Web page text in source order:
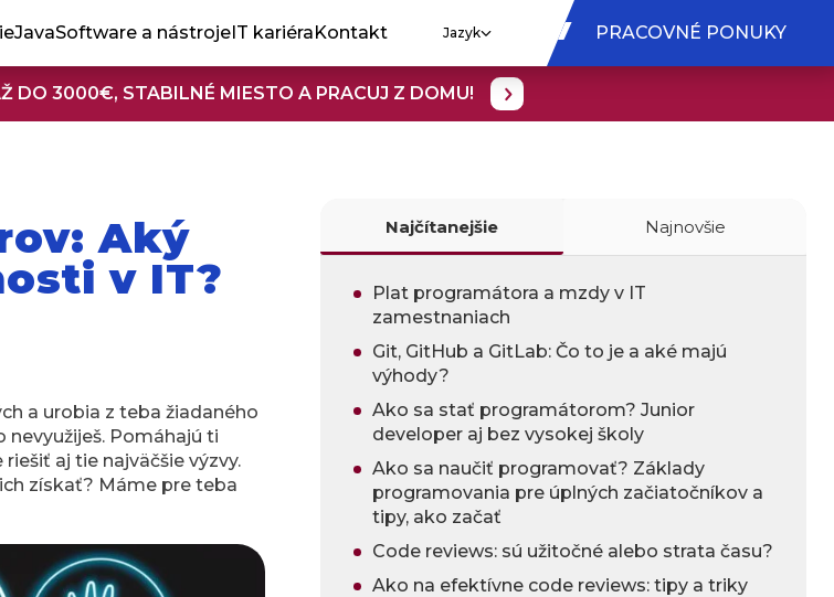
JavaSoftware a nástrojeIT kariéraKontakt Jazyk PRACOVNÉ PONUKY
DO 3000€, STABILNÉ MIESTO A PRACUJ Z DOMU!
Aký
v IT?
a urobia z teba žiadaného
Pomáhajú ti
aj tie najväčšie výzvy.
získať? Máme pre teba
Najčítanejšie Najnovšie
Plat programátora a mzdy v IT
zamestnaniach
Git, GitHub a GitLab: Čo to je a aké majú
výhody?
Ako sa stať programátorom? Junior
developer aj bez vysokej školy
Ako sa naučiť programovať? Základy
programovania pre úplných začiatočníkov a
tipy, ako začať
Code reviews: sú užitočné alebo strata času?
Ako na efektívne code reviews: tipy a triky